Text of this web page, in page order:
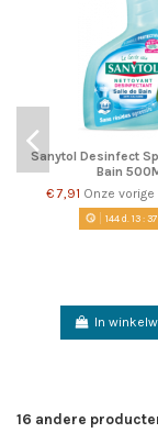
Sanytol Desinfect
Bain
€ 7,91 Onze
144d. 13:37
In
16 andere